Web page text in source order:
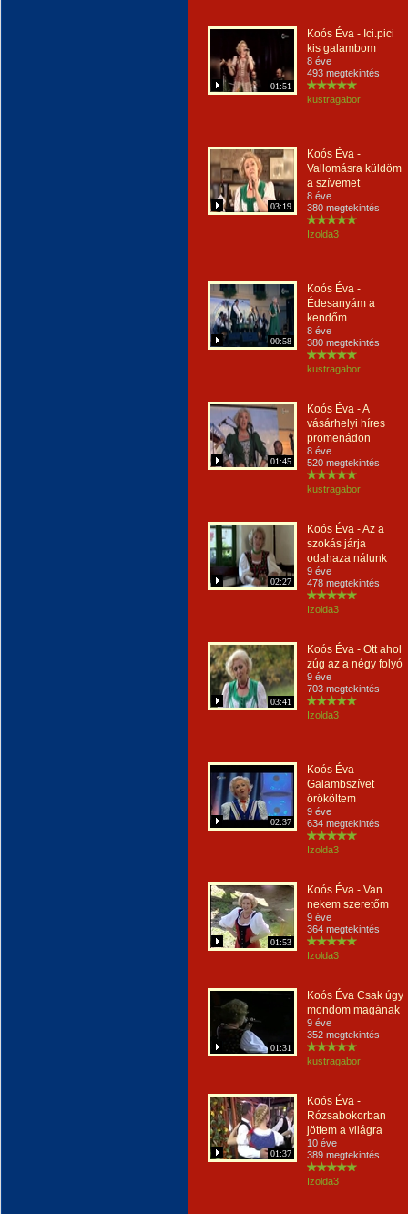
01:51
Koós Éva - Ici.pici
kis galambom
8 éve
493 megtekintés
kustragabor
03:19
Koós Éva -
Vallomásra küldöm
a szívemet
8 éve
380 megtekintés
Izolda3
00:58
Koós Éva -
Édesanyám a
kendőm
8 éve
380 megtekintés
kustragabor
01:45
Koós Éva - A
vásárhelyi híres
promenádon
8 éve
520 megtekintés
kustragabor
02:27
Koós Éva - Az a
szokás járja
odahaza nálunk
9 éve
478 megtekintés
Izolda3
03:41
Koós Éva - Ott ahol
zúg az a négy folyó
9 éve
703 megtekintés
Izolda3
02:37
Koós Éva -
Galambszívet
örököltem
9 éve
634 megtekintés
Izolda3
01:53
Koós Éva - Van
nekem szeretőm
9 éve
364 megtekintés
Izolda3
01:31
Koós Éva Csak úgy
mondom magának
9 éve
352 megtekintés
kustragabor
01:37
Koós Éva -
Rózsabokorban
jöttem a világra
10 éve
389 megtekintés
Izolda3